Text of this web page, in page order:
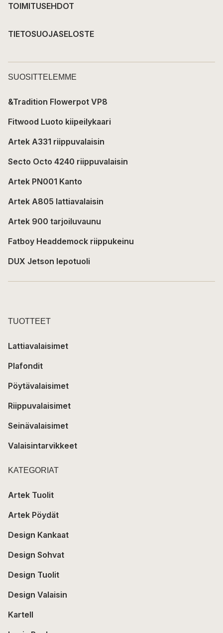
TOIMITUSEHDOT
TIETOSUOJASELOSTE
SUOSITTELEMME
&Tradition Flowerpot VP8
Fitwood Luoto kiipeilykaari
Artek A331 riippuvalaisin
Secto Octo 4240 riippuvalaisin
Artek PN001 Kanto
Artek A805 lattiavalaisin
Artek 900 tarjoiluvaunu
Fatboy Headdemock riippukeinu
DUX Jetson lepotuoli
TUOTTEET
Lattiavalaisimet
Plafondit
Pöytävalaisimet
Riippuvalaisimet
Seinävalaisimet
Valaisintarvikkeet
KATEGORIAT
Artek Tuolit
Artek Pöydät
Design Kankaat
Design Sohvat
Design Tuolit
Design Valaisin
Kartell